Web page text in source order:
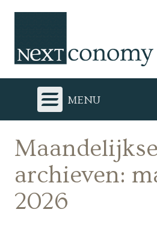
menu
Maandelijkse
archieven:
2026